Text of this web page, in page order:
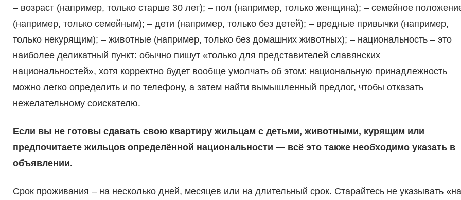
– возраст (например, только старше 30 лет); – пол (например, только женщина); – семейное
(например, только семейным); – дети (например, только без детей); – вредные привычки (например,
только некурящим); – животные (например, только без домашних животных); – национальность – это
наиболее деликатный пункт: обычно пишут «только для представителей славянских
национальностей», хотя корректно будет вообще умолчать об этом: национальную принадлежность
можно легко определить и по телефону, а затем найти вымышленный предлог, чтобы отказать
нежелательному соискателю.
Если вы не готовы сдавать свою квартиру жильцам с детьми, животными, курящим или
предпочитаете жильцов определённой национальности — всё это также необходимо указать в
объявлении.
Срок проживания – на несколько дней, месяцев или на длительный срок. Старайтесь не указывать «на